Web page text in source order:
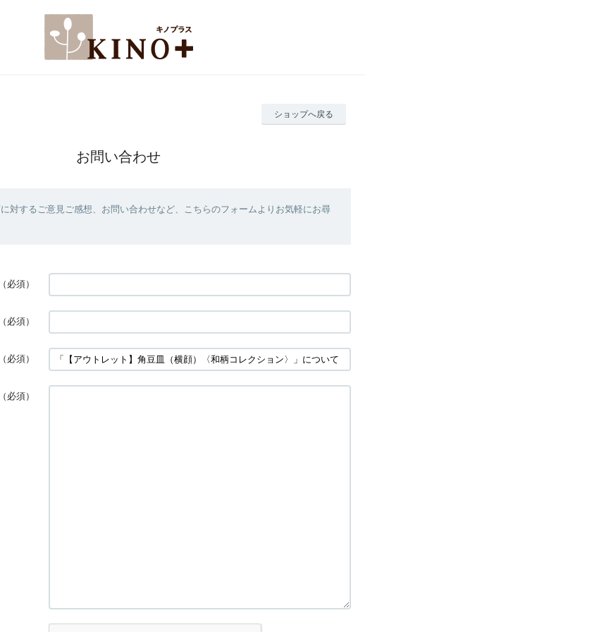
ショップへ戻る
お問い合わせ
対するご意見ご感想、お問い合わせなど、こちらのフォームよりお気軽にお尋
（必須）
（必須）
（必須）
（必須）